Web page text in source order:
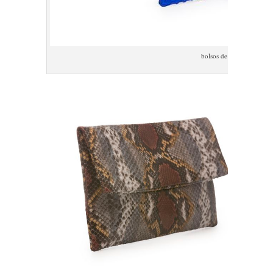
bolsos de piel de piton